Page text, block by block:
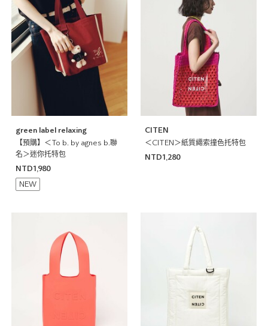
green label relaxing
【預購】＜To b. by agnes b.聯
名＞迷你托特包
NTD1,980
NEW
CITEN
＜CITEN＞紙質繩索撞色托特包
NTD1,280